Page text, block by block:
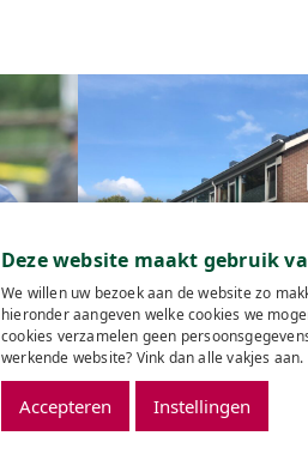
Renovatie 246
Deze website maakt gebruik
We willen uw bezoek aan de website zo
hieronder aangeven welke cookies we
cookies verzamelen geen
werkende website? Vink dan alle vakjes aan.
Accepteren Instellingen